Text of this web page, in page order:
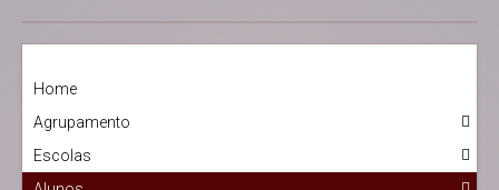
Home
Agrupamento
Escolas